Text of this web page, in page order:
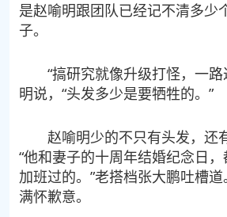
是赵喻明跟团队已经记不清多少
子。
“搞研究就像升级打怪，一
明说，“头发多少是要牺牲的。”
赵喻明少的不只有头发，还
“他和妻子的十周年结婚纪念日
加班过的。”老搭档张大鹏吐槽
满怀歉意。